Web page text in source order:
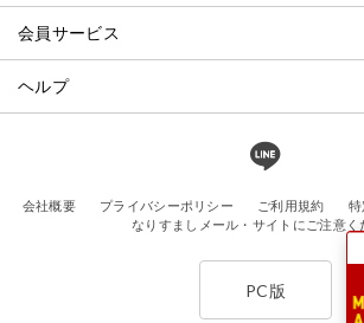
会員サービス
ヘルプ
会社概要 プライバシーポリシー ご利用規約
なりすましメール・サイトにご注意く
PC版